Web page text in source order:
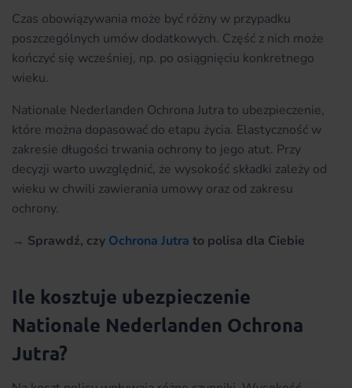
Czas obowiązywania może być różny w przypadku
poszczególnych umów dodatkowych. Część z nich może
kończyć się wcześniej, np. po osiągnięciu konkretnego
wieku.
Nationale Nederlanden Ochrona Jutra to ubezpieczenie,
które można dopasować do etapu życia. Elastyczność w
zakresie długości trwania ochrony to jego atut. Przy
decyzji warto uwzględnić, że wysokość składki zależy od
wieku w chwili zawierania umowy oraz od zakresu
ochrony.
→ Sprawdź, czy Ochrona Jutra to polisa dla Ciebie
Ile kosztuje ubezpieczenie
Nationale Nederlanden Ochrona
Jutra?